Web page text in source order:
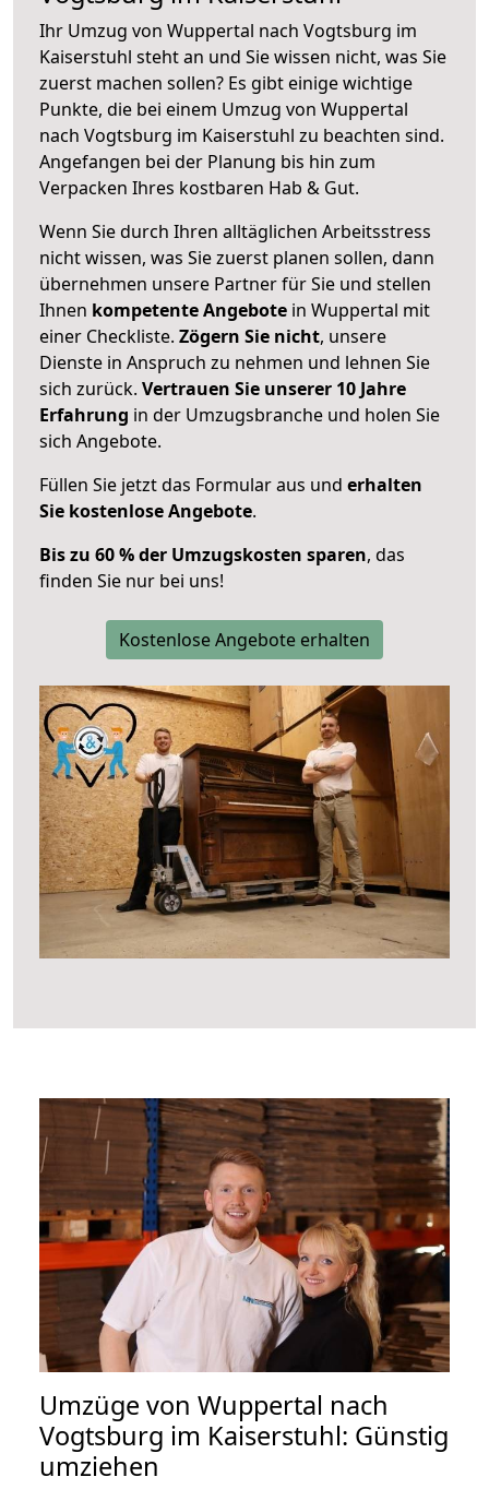
Ihr Umzug von Wuppertal nach Vogtsburg im
Kaiserstuhl steht an und Sie wissen nicht, was Sie
zuerst machen sollen? Es gibt einige wichtige
Punkte, die bei einem Umzug von Wuppertal
nach Vogtsburg im Kaiserstuhl zu beachten sind.
Angefangen bei der Planung bis hin zum
Verpacken Ihres kostbaren Hab & Gut.
Wenn Sie durch Ihren alltäglichen Arbeitsstress
nicht wissen, was Sie zuerst planen sollen, dann
übernehmen unsere Partner für Sie und stellen
Ihnen kompetente Angebote in Wuppertal mit
einer Checkliste. Zögern Sie nicht, unsere
Dienste in Anspruch zu nehmen und lehnen Sie
sich zurück. Vertrauen Sie unserer 10 Jahre
Erfahrung in der Umzugsbranche und holen Sie
sich Angebote.
Füllen Sie jetzt das Formular aus und erhalten
Sie kostenlose Angebote.
Bis zu 60 % der Umzugskosten sparen, das
finden Sie nur bei uns!
Kostenlose Angebote erhalten
Umzüge von Wuppertal nach
Vogtsburg im Kaiserstuhl: Günstig
umziehen